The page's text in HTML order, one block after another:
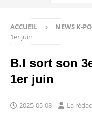
ACCUEIL NEWS K-
1er juin
B.I sort son
1er juin
2025-05-08 La